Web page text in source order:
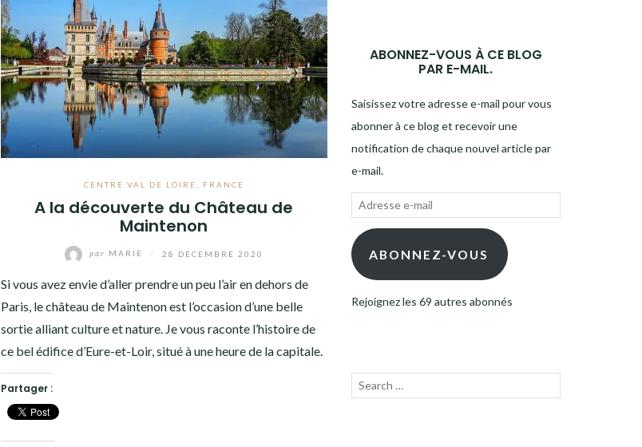
CENTRE VAL DE LOIRE FRANCE
A la découverte du Château de
Maintenon
par MARIE 28 DÉCEMBRE 2020
Si vous avez envie d’aller prendre un peu l’air en dehors de
Paris, le château de Maintenon est l’occasion d’une belle
sortie alliant culture et nature. Je vous raconte l’histoire de
ce bel édifice d’Eure-et-Loir, situé à une heure de la capitale.
Partager :
ABONNEZ-VOUS À CE BLOG
PAR E-MAIL.
Saisissez votre adresse e-mail pour vous
abonner à ce blog et recevoir une
notification de chaque nouvel article par
e-mail.
Adresse
mail ABONNEZ-VOUS
Rejoignez les 69 autres abonnés
Recherche